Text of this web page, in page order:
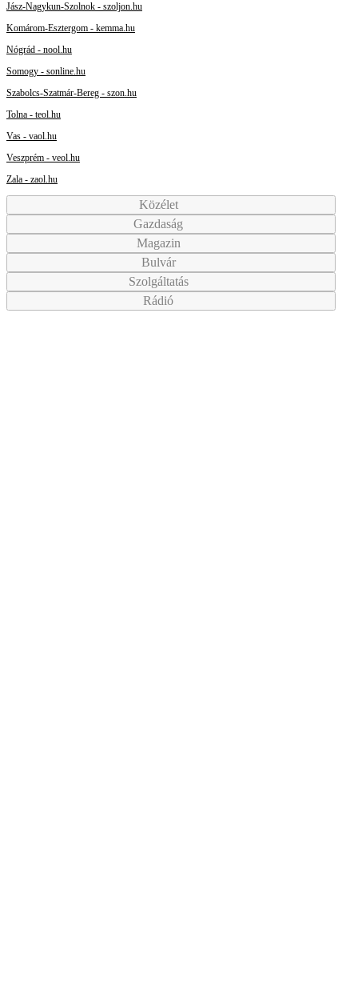
Jász-Nagykun-Szolnok - szoljon.hu
Komárom-Esztergom - kemma.hu
Nógrád - nool.hu
Somogy - sonline.hu
Szabolcs-Szatmár-Bereg - szon.hu
Tolna - teol.hu
Vas - vaol.hu
Veszprém - veol.hu
Zala - zaol.hu
Közélet
Gazdaság
Magazin
Bulvár
Szolgáltatás
Rádió